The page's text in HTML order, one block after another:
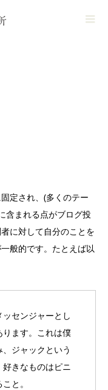
定され、(多くのテー
含まれる点がブログ投
に対して自分のことを
般的です。たとえば以
センジャーとし
ます。これは僕
ジャックという
きなものはピニ
と。